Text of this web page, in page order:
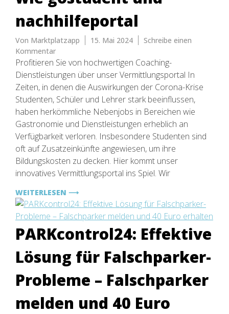
nachhilfeportal
Von Marktplatzapp 15. Mai 2024
Schreibe einen
Kommentarzu
Online-
Geschäftsidee:
Vermittlungsportal
für
Nachhilfelehrstunden
und
Coaching
ähnlich
wie
gostudent
und
nachhilfeportal
Profitieren Sie von hochwertigen Coaching-
Dienstleistungen über unser Vermittlungsportal In
Zeiten, in denen die Auswirkungen der Corona-Krise
Studenten, Schüler und Lehrer stark beeinflussen,
haben herkömmliche Nebenjobs in Bereichen wie
Gastronomie und Dienstleistungen erheblich an
Verfügbarkeit verloren. Insbesondere Studenten sind
oft auf Zusatzeinkünfte angewiesen, um ihre
Bildungskosten zu decken. Hier kommt unser
innovatives Vermittlungsportal ins Spiel. Wir
WEITERLESEN ⟶
PARKcontrol24: Effektive
Lösung für Falschparker-
Probleme – Falschparker
melden und 40 Euro